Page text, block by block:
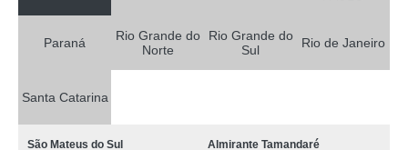
Paraná
Rio Grande do
Norte
Rio Grande do
Sul
Rio de Janeiro
Santa Catarina
São Mateus do Sul Almirante Tamandaré